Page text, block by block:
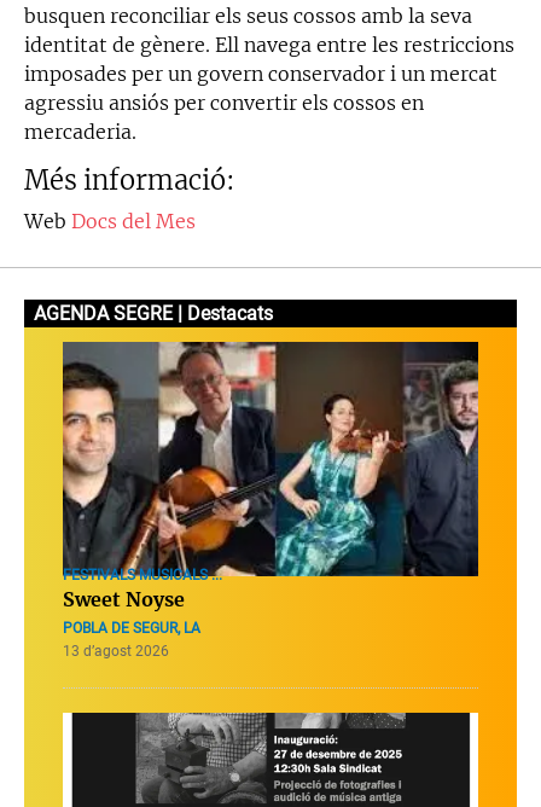
busquen reconciliar els seus cossos amb la seva
identitat de gènere. Ell navega entre les restriccions
imposades per un govern conservador i un mercat
agressiu ansiós per convertir els cossos en
mercaderia.
Més informació:
Web Docs del Mes
AGENDA SEGRE | Destacats
FESTIVALS MUSICALS ...
Sweet Noyse
POBLA DE SEGUR, LA
13 d’agost 2026